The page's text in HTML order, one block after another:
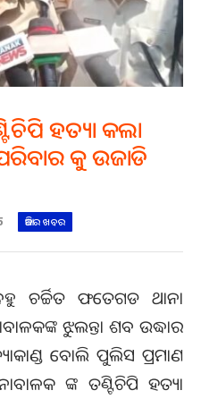
ହତ୍ୟା କଲା
କୁ ଉଜାଡି
ଆଜିର ଖବର
ଚର୍ଚ୍ଚିତ ଫତେଗଡ ଥାନା
ଝୁଲନ୍ତା ଶବ ଉଦ୍ଧାର
ବୋଲି ପୁଲିସ ପ୍ରମାଣ
ଙ୍କ ତଣ୍ଟିଚିପି ହତ୍ୟା